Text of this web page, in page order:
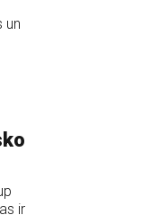
un
ir